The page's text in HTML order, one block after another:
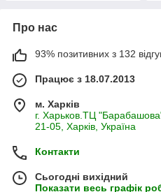
Про нас
93% позитивних з 132
Працює з 18.07.2013
м. Харків
г. Харьков.ТЦ
21-05, Харків, Україна
Контакти
Сьогодні вихідний
Показати весь графік